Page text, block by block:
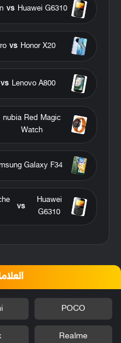
Huawei G6310
vs
Honor X20
vs
Lenovo A800
vs
nubia Red Magic
Watch
Galaxy F34
Huawei
G6310
vs
POCO
Realme